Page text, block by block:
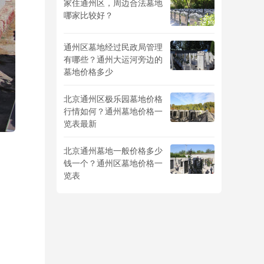
家住通州区，周边合法墓地
哪家比较好？
通州区墓地经过民政局管理
有哪些？通州大运河旁边的
墓地价格多少
北京通州区极乐园墓地价格
行情如何？通州墓地价格一
览表最新
北京通州墓地一般价格多少
钱一个？通州区墓地价格一
览表